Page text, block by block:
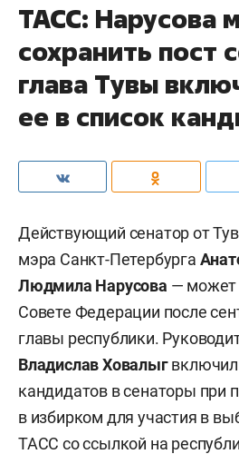
ТАСС: Нарусова
сохранить пост
глава Тувы
ее в список
Действующий сенатор от
мэра Санкт-Петербурга
Людмила Нарусова — может
Совете Федерации после
главы республики.
Владислав Ховалыгвключил
кандидатов в сенаторы при
в избирком для участия в
ТАСС со ссылкой на